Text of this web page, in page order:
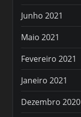
Junho 2021
Maio 2021
Fevereiro 2021
Janeiro 2021
Dezembro 2020